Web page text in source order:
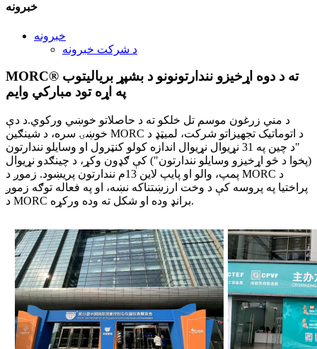
خبرونه
خبرونه
د شرکت خبرونه
MORC® ته د دوه اړخیزو نندارتونونو د بشپړ بریالیتوب
په اړه تود مبارکي وایم
د مني زرغون موسم تل خلکو ته د حاصلاتو خوښي ورکوي.د دې
خوښۍ سره، د شینګین MORC د اتوماتیک تجهیزاتو شرکت، لمیټډ د
"د چین په 31 نړیوال نړیوال اندازه کولو کنټرول او وسایلو نندارتون
(پخوا د څو اړخیزو وسایلو نندارتون") کې ګډون وکړ، د چینګدو نړیوال
پمپ، والو او پایپ لاین 13م نندارتون پریښود. زموږ د MORC د
پراختیا په پروسه کې د وخت ارزښتناکه نښه، او په فعاله توګه زموږ
د MORC برانډ وده او شکل ته وده ورکړه.